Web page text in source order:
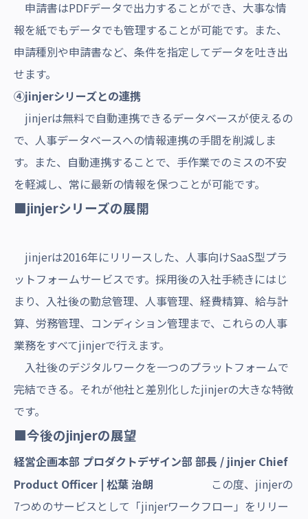
申請書はPDFデータで出力することができ、大事な情
報を紙でもデータでも管理することが可能です。また、
申請種別や申請書など、条件を指定してデータを吐き出
せます。
④jinjerシリーズとの連携
jinjerは無料で自動連携できるデータベースが使えるの
で、人事データベースへの情報連携の手間を削減しま
す。また、自動連携することで、手作業でのミスの不安
を軽減し、常に最新の情報を保つことが可能です。
■jinjerシリーズの展開
jinjerは2016年にリリースした、人事向けSaaS型プラ
ットフォームサービスです。採用後の入社手続きにはじ
まり、入社後の勤怠管理、人事管理、経費精算、給与計
算、労務管理、コンディション管理まで、これらの人事
業務をすべてjinjerで行えます。
入社後のデジタルワークを一つのプラットフォームで
完結できる。それが他社と差別化したjinjerの大きな特徴
です。
■今後のjinjerの展望
経営企画本部 プロダクトデザイン部 部長 / jinjer Chief
Product Officer | 松葉 治朗
この度、jinjerの
7つめのサービスとして「jinjerワークフロー」をリリー